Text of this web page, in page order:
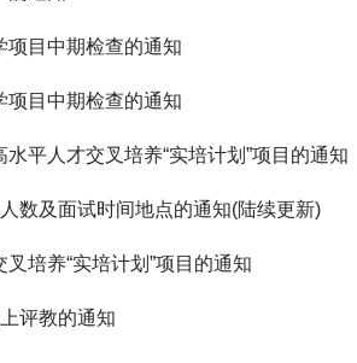
项目中期检查的通知
项目中期检查的通知
平人才交叉培养“实培计划”项目的通知
数及面试时间地点的通知(陆续更新)
培养“实培计划”项目的通知
评教的通知